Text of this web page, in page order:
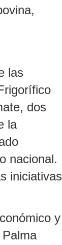
las
dos
la
nacional.
iniciativas
y